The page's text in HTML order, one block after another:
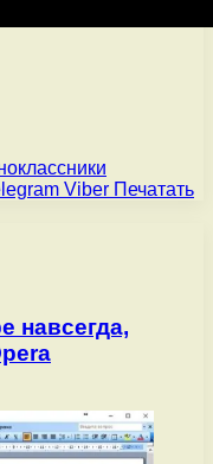
Viber Печатать
навсегда,